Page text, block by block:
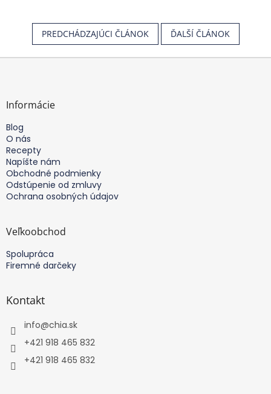
PREDCHÁDZAJÚCI ČLÁNOK ĎALŠÍ ČLÁNOK
Z
Informácie
Blog
O nás
Recepty
Napíšte nám
Obchodné podmienky
Odstúpenie od zmluvy
Ochrana osobných údajov
Veľkoobchod
Spolupráca
Firemné darčeky
Kontakt
info@chia.sk
+421 918 465 832
+421 918 465 832